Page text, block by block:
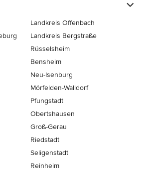
Landkreis Offenbach
Landkreis Bergstraße
Rüsselsheim
Bensheim
Neu-Isenburg
Mörfelden-Walldorf
Pfungstadt
Obertshausen
Groß-Gerau
Riedstadt
Seligenstadt
Reinheim